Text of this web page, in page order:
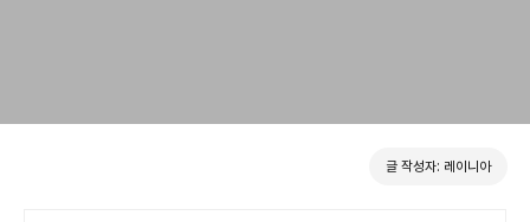
글 작성자: 레이니아